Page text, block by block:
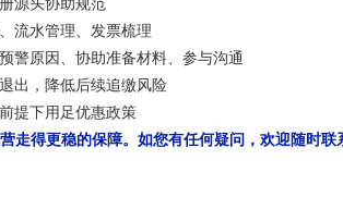
源头协助规范
流水管理、发票梳理
警原因、协助准备材料、参与沟通
出，降低后续追缴风险
提下用足优惠政策
走得更稳的保障。如您有任何疑问，欢迎随时联